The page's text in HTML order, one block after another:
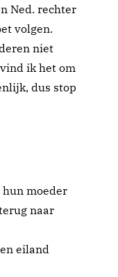
Ned. rechter
volgen.
niet
ik het om
dus stop
moeder
naar
eiland